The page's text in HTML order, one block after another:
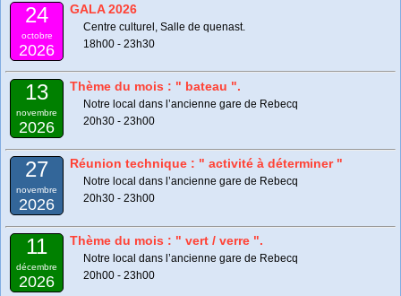
24
octobre
2026
GALA 2026
Centre culturel, Salle de quenast.
18h00 - 23h30
13
novembre
2026
Thème du mois : " bateau ".
Notre local dans l’ancienne gare de Rebecq
20h30 - 23h00
27
novembre
2026
Réunion technique : " activité à déterminer "
Notre local dans l’ancienne gare de Rebecq
20h30 - 23h00
11
décembre
2026
Thème du mois : " vert / verre ".
Notre local dans l’ancienne gare de Rebecq
20h00 - 23h00